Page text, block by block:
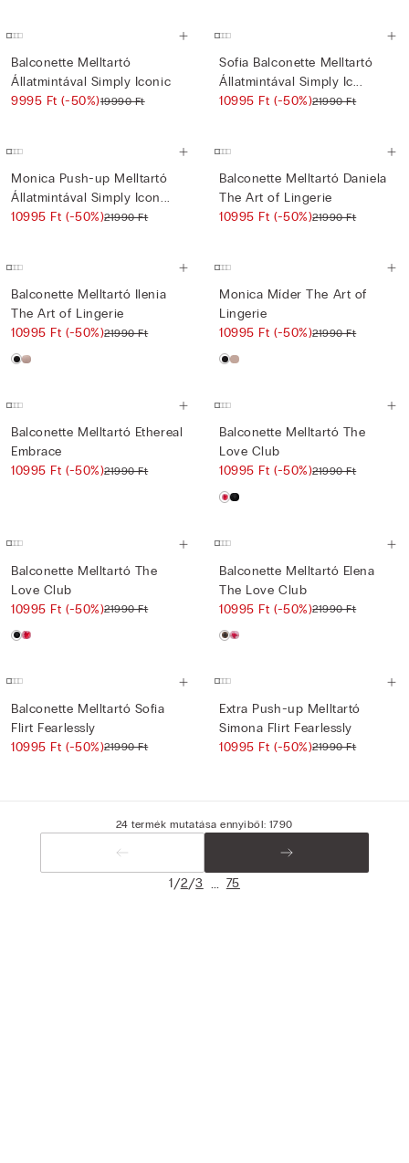
Balconette Melltartó
Állatmintával Simply Iconic
9995 Ft(-50%)19990 Ft
Sofia Balconette Melltartó
Állatmintával Simply Ic...
10995 Ft(-50%)21990 Ft
Monica Push-up Melltartó
Állatmintával Simply Icon...
10995 Ft(-50%)21990 Ft
Balconette Melltartó Daniela
The Art of Lingerie
10995 Ft(-50%)21990 Ft
Balconette Melltartó Ilenia
The Art of Lingerie
10995 Ft(-50%)21990 Ft
Monica Míder The Art of
Lingerie
10995 Ft(-50%)21990 Ft
Balconette Melltartó Ethereal
Embrace
10995 Ft(-50%)21990 Ft
Balconette Melltartó The
Love Club
10995 Ft(-50%)21990 Ft
Balconette Melltartó The
Love Club
10995 Ft(-50%)21990 Ft
Balconette Melltartó Elena
The Love Club
10995 Ft(-50%)21990 Ft
Balconette Melltartó Sofia
Flirt Fearlessly
10995 Ft(-50%)21990 Ft
Extra Push-up Melltartó
Simona Flirt Fearlessly
10995 Ft(-50%)21990 Ft
24 termék mutatása ennyiből: 1790
1/2/3 ... 75